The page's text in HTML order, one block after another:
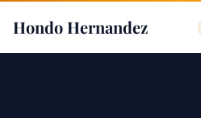
Hondo Hernandez